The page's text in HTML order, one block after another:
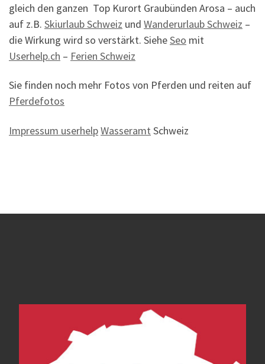
gleich den ganzen Top Kurort Graubünden Arosa – auch
auf z.B. Skiurlaub Schweiz und Wanderurlaub Schweiz –
die Wirkung wird so verstärkt. SieheSeo mit
Userhelp.ch – Ferien Schweiz
Sie finden noch mehr Fotos von Pferden und reiten auf
Pferdefotos
Impressum userhelpWasseramt Schweiz